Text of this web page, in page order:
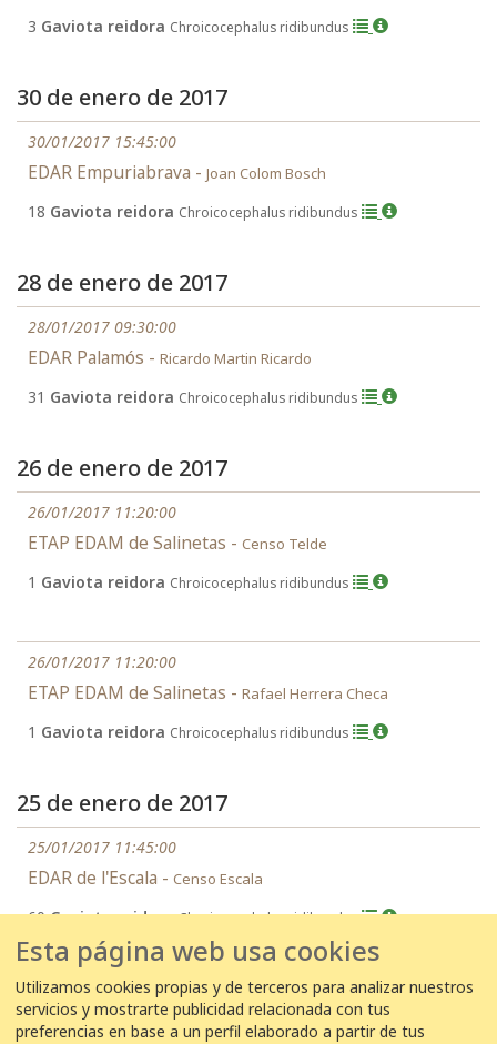
3 Gaviota reidora Chroicocephalus ridibundus
30 de enero de 2017
30/01/2017 15:45:00
EDAR Empuriabrava - Joan Colom Bosch
18 Gaviota reidora Chroicocephalus ridibundus
28 de enero de 2017
28/01/2017 09:30:00
EDAR Palamós - Ricardo Martin Ricardo
31 Gaviota reidora Chroicocephalus ridibundus
26 de enero de 2017
26/01/2017 11:20:00
ETAP EDAM de Salinetas - Censo Telde
1 Gaviota reidora Chroicocephalus ridibundus
26/01/2017 11:20:00
ETAP EDAM de Salinetas - Rafael Herrera Checa
1 Gaviota reidora Chroicocephalus ridibundus
25 de enero de 2017
25/01/2017 11:45:00
EDAR de l'Escala - Censo Escala
60Gaviota reidora Chroicocephalus ridibundus
← 1 2 3 ... 42 43 44
Esta página web usa cookies
Utilizamos cookies propias y de terceros para analizar nuestros
servicios y mostrarte publicidad relacionada con tus
preferencias en base a un perfil elaborado a partir de tus